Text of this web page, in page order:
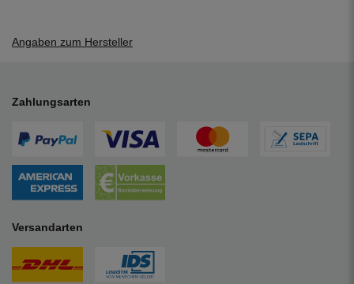
Angaben zum Hersteller
Zahlungsarten
Versandarten